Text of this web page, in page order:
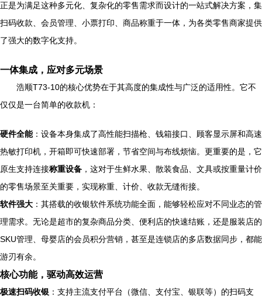
正是为满足这种多元化、复杂化的零售需求而设计的一站式解决方案，集
扫码收款、会员管理、小票打印、商品称重于一体，为各类零售商家提供
了强大的数字化支持。
一体集成，应对多元场景
浩顺T73-10的核心优势在于其高度的集成性与广泛的适用性。它不
仅仅是一台简单的收款机：
硬件全能：设备本身集成了高性能扫描枪、钱箱接口、顾客显示屏和高速
热敏打印机，开箱即可快速部署，节省空间与布线烦恼。更重要的是，它
原生支持连接称重设备 ，这对于生鲜水果、散装食品、文具或按重量计价
的零售场景至关重要，实现称重、计价、收款无缝衔接。
软件强大 ：其搭载的收银软件系统功能全面，能够轻松应对不同业态的管
理需求。无论是超市的复杂商品分类、便利店的快速结账，还是服装店的
SKU管理、母婴店的会员积分营销，甚至是连锁店的多店数据同步，都能
游刃有余。
核心功能，驱动高效运营
极速扫码收银 ：支持主流支付平台（微信、支付宝、银联等）的扫码支